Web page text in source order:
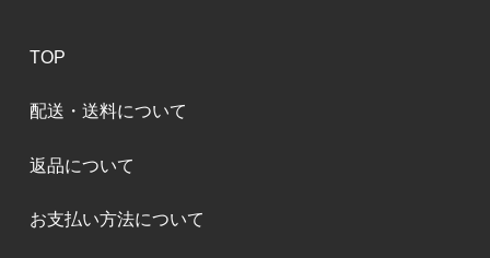
TOP
配送・送料について
返品について
お支払い方法について